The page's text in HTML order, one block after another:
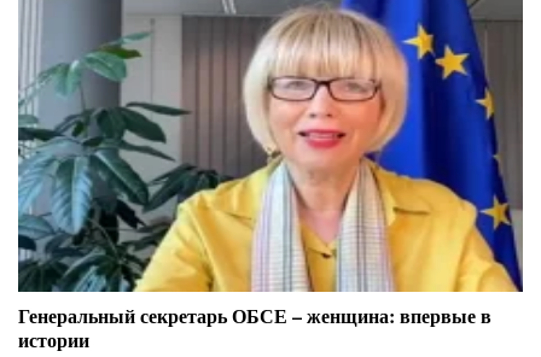
Генеральный секретарь ОБСЕ – женщина: впервые в
истории